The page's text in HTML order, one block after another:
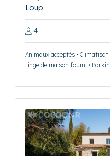
Loup
4
Animaux acceptés •
Linge de maison fourni •